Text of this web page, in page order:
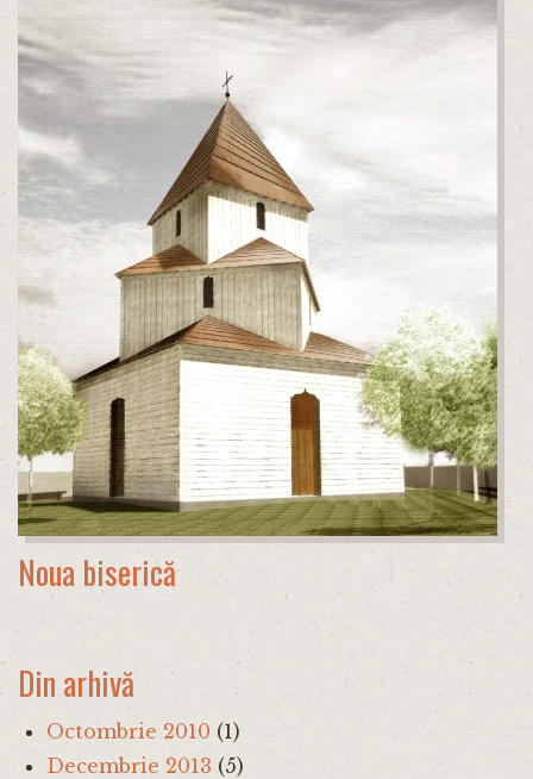
Noua biserică
Din arhivă
Octombrie 2010 (1)
Decembrie 2013 (5)